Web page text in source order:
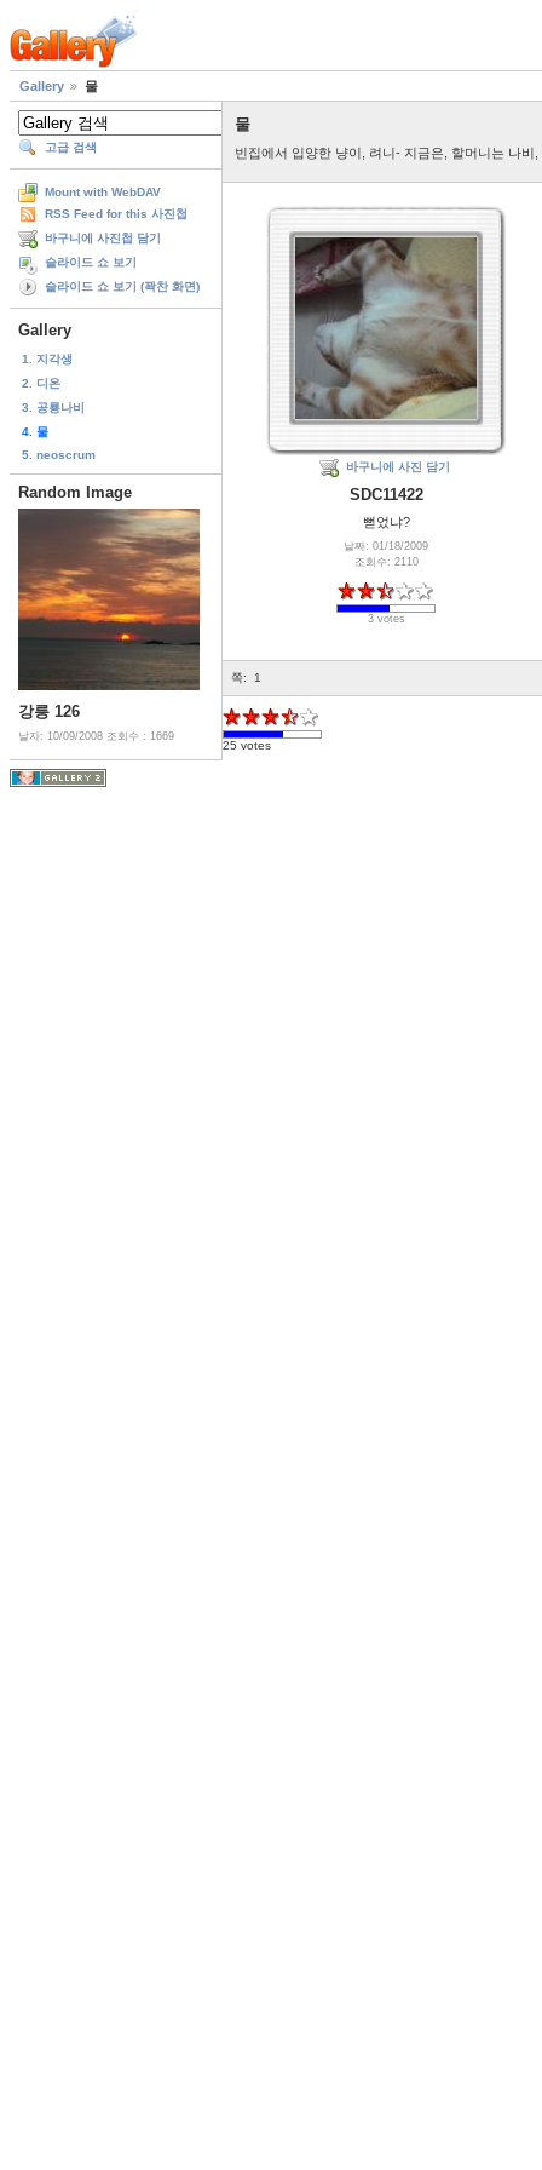
Gallery 물
고급 검색
Mount with WebDAV
RSS Feed for this 사진첩
바구니에 사진첩 담기
슬라이드 쇼 보기
슬라이드 쇼 보기 (꽉찬 화면)
Gallery
1. 지각생
2. 디온
3. 공룡나비
4. 물
5. neoscrum
Random Image
강릉 126
날자: 10/09/2008 조회수 : 1669
물
빈집에서 입양한 냥이, 려니- 지금은, 할머니는 나비
바구니에 사진 담기
SDC11422
뻗었냐?
날짜: 01/18/2009
조회수: 2110
3 votes
쪽: 1
25 votes